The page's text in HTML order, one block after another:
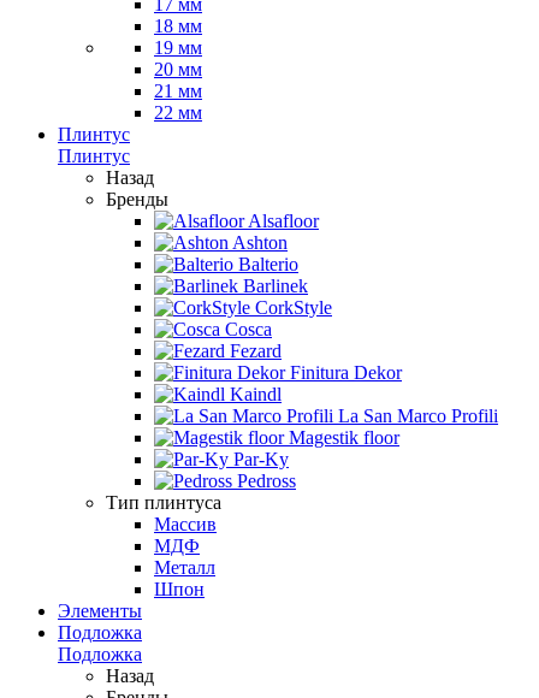
17 мм
18 мм
19 мм
20 мм
21 мм
22 мм
Плинтус
Плинтус
Назад
Бренды
Alsafloor
Ashton
Balterio
Barlinek
CorkStyle
Cosca
Fezard
Finitura Dekor
Kaindl
La San Marco Profili
Magestik floor
Par-Ky
Pedross
Тип плинтуса
Массив
МДФ
Металл
Шпон
Элементы
Подложка
Подложка
Назад